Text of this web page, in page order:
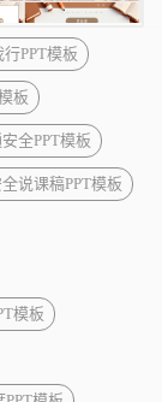
PPT模板
板
全PPT模板
说课稿PPT模板
模板